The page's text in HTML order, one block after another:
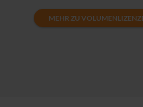
MEHR ZU